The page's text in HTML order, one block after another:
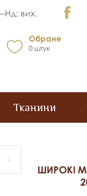
вих.
Обране
0 штук
Тканини
ШИРОКІ